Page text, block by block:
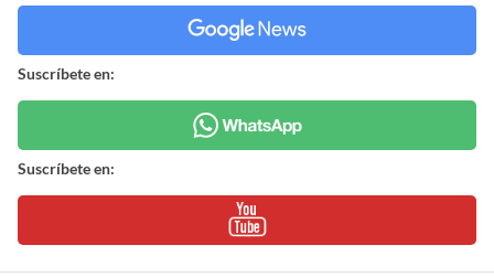
Suscríbete en:
Suscríbete en: